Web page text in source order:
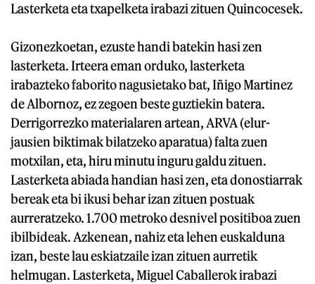
Lasterketa eta txapelketa irabazi zituen Quincocesek.
Gizonezkoetan, ezuste handi batekin hasi zen
lasterketa. Irteera eman orduko, lasterketa
irabazteko faborito nagusietako bat, Iñigo Martinez
de Albornoz, ez zegoen beste guztiekin batera.
Derrigorrezko materialaren artean, ARVA (elur-
jausien biktimak bilatzeko aparatua) falta zuen
motxilan, eta, hiru minutu inguru galdu zituen.
Lasterketa abiada handian hasi zen, eta donostiarrak
bereak eta bi ikusi behar izan zituen postuak
aurreratzeko. 1.700 metroko desnivel positiboa zuen
ibilbideak. Azkenean, nahiz eta lehen euskalduna
izan, beste lau eskiatzaile izan zituen aurretik
helmugan. Lasterketa, Miguel Caballerok irabazi